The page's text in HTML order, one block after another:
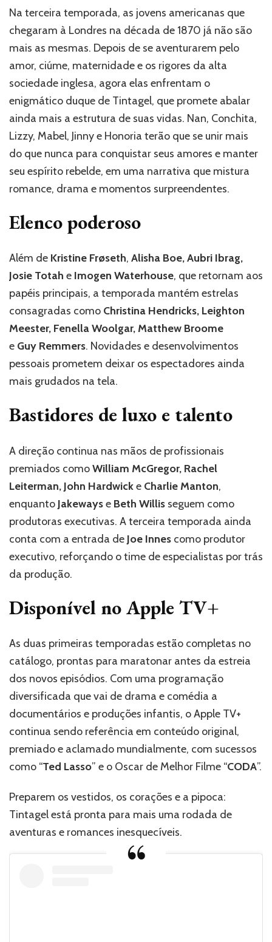
Na terceira temporada, as jovens americanas que
chegaram à Londres na década de 1870 já não são
mais as mesmas. Depois de se aventurarem pelo
amor, ciúme, maternidade e os rigores da alta
sociedade inglesa, agora elas enfrentam o
enigmático duque de Tintagel, que promete abalar
ainda mais a estrutura de suas vidas. Nan, Conchita,
Lizzy, Mabel, Jinny e Honoria terão que se unir mais
do que nunca para conquistar seus amores e manter
seu espírito rebelde, em uma narrativa que mistura
romance, drama e momentos surpreendentes.
Elenco poderoso
Além de Kristine Frøseth, Alisha Boe, Aubri Ibrag,
Josie Totah e Imogen Waterhouse, que retornam aos
papéis principais, a temporada mantém estrelas
consagradas como Christina Hendricks, Leighton
Meester, Fenella Woolgar, Matthew Broome
e Guy Remmers. Novidades e desenvolvimentos
pessoais prometem deixar os espectadores ainda
mais grudados na tela.
Bastidores de luxo e talento
A direção continua nas mãos de profissionais
premiados comoWilliam McGregor, Rachel
Leiterman, John Hardwicke Charlie Manton,
enquanto Jakewayse Beth Willis seguem como
produtoras executivas. A terceira temporada ainda
conta com a entrada de Joe Innes como produtor
executivo, reforçando o time de especialistas por trás
da produção.
Disponível no Apple TV+
As duas primeiras temporadas estão completas no
catálogo, prontas para maratonar antes da estreia
dos novos episódios. Com uma programação
diversificada que vai de drama e comédia a
documentários e produções infantis, o Apple TV+
continua sendo referência em conteúdo original,
premiado e aclamado mundialmente, com sucessos
como “Ted Lasso” e o Oscar de Melhor Filme “CODA”.
Preparem os vestidos, os corações e a pipoca:
Tintagel está pronta para mais uma rodada de
aventuras e romances inesquecíveis.